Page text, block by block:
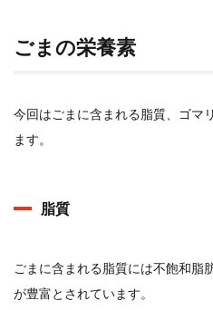
ごまの栄養素
今回はごまに含まれる脂質、ゴマ
ます。
脂質
ごまに含まれる脂質には不飽和脂
が豊富とされています。